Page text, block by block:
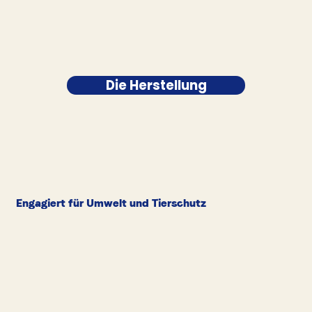
Die Herstellung
Engagiert für Umwelt und Tierschutz